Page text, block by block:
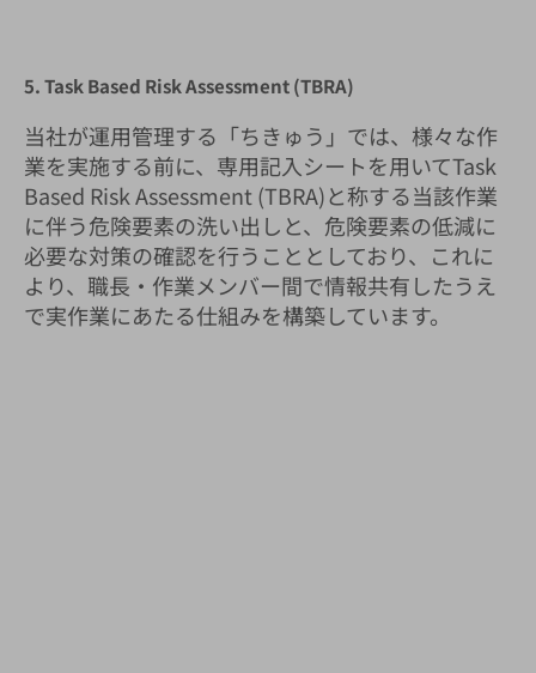
5. Task Based Risk Assessment (TBRA)
当社が運用管理する「ちきゅう」では、様々な作
業を実施する前に、専用記入シートを用いてTask
Based Risk Assessment (TBRA)と称する当該作業
に伴う危険要素の洗い出しと、危険要素の低減に
必要な対策の確認を行うこととしており、これに
より、職長・作業メンバー間で情報共有したうえ
で実作業にあたる仕組みを構築しています。